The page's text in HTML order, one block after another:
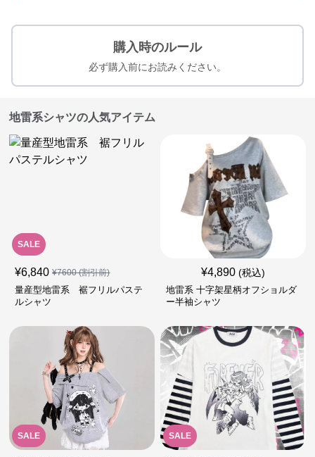
購入時のルール
必ず購入前にお読みください。
地雷系シャツの人気アイテム
SALE
¥6,840 ¥7600(割引前)
量産型地雷系 裾フリルパステ
ルシャツ
¥4,890 (税込)
地雷系 十字架星柄オフショルダ
ー半袖シャツ
SALE SALE